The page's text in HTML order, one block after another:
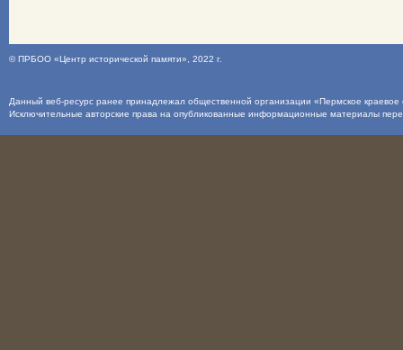
©ПРБОО «Центр исторической памяти» , 2022 г.
Данный веб-ресурс ранее принадлежал общественной организации «Пермское
Исключительные авторские права на опубликованные информационные материалы